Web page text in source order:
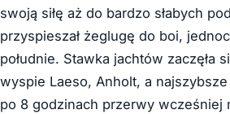
swoją siłę aż do bardzo słabych
przyspieszał żeglugę do boi,
południe. Stawka jachtów zaczęła
wyspie Laeso, Anholt, a
po 8 godzinach przerwy wcześniej